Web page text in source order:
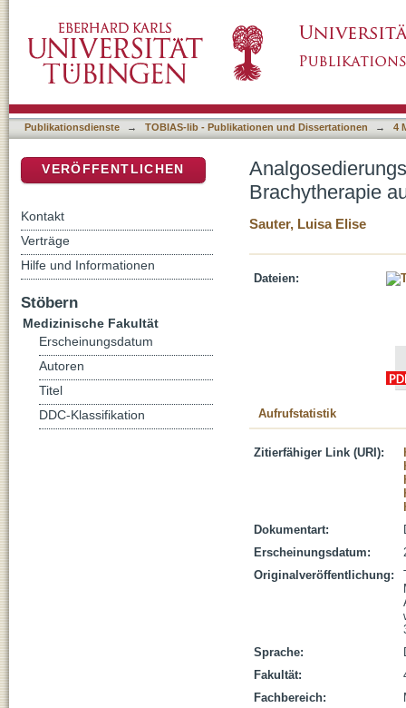
Rhabdomyosarkoms
Publikationsdienste → TOBIAS-lib - Publikationen und Dissertationen → 4
Brachytherapie
Sauter, Luisa Elise
Dateien:
Aufrufstatistik
Zitierfähiger Link (URI):
Dokumentart:
Erscheinungsdatum:
Originalveröffentlichung:
Sprache:
Fakultät:
Fachbereich:
VERÖFFENTLICHEN
Kontakt
Verträge
Hilfe und Informationen
Stöbern
Medizinische Fakultät
Erscheinungsdatum
Autoren
Titel
DDC-Klassifikation